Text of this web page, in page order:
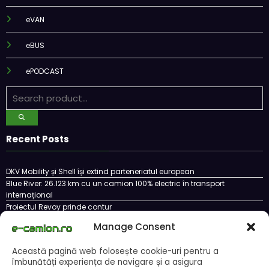
Manage Consent
Această pagină web folosește cookie-uri pentru a
îmbunătăți experiența de navigare și a asigura
eVAN
eBUS
ePODCAST
Recent Posts
Blue River: 26.123 km cu un camion 100% electric în transport
internațional
Proiectul Revoy prinde contur
Sailun își extinde gama de anvelope pentru camioane